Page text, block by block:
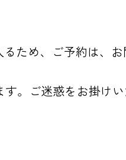
ため、ご予約は、
。ご迷惑をお掛けい